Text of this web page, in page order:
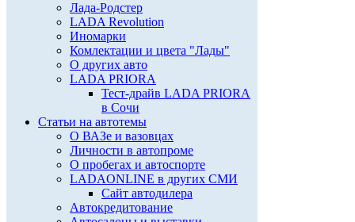
Лада-Родстер
LADA Revolution
Иномарки
Комлектации и цвета "Лады"
О других авто
LADA PRIORA
Тест-драйв LADA PRIORA
в Сочи
Статьи на автотемы
О ВАЗе и вазовцах
Личности в автопроме
О пробегах и автоспорте
LADAONLINE в других СМИ
Сайт автодилера
Автокредитование